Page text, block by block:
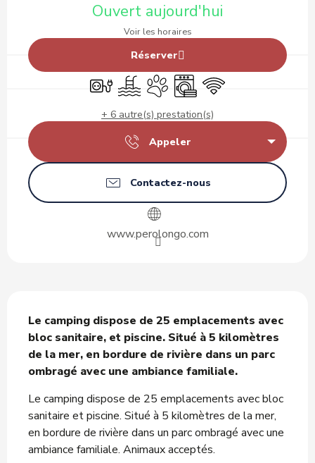
Ouvert aujourd'hui
Voir les horaires
Réserver
Branchements électriques
PiscineAnimaux acceptés
Lave linge
WiFi
+ 6 autre(s) prestation(s)
Appeler
Contactez-nous
www.perolongo.com
Le camping dispose de 25 emplacements avec
bloc sanitaire, et piscine. Situé à 5 kilomètres
de la mer, en bordure de rivière dans un parc
ombragé avec une ambiance familiale.
Le camping dispose de 25 emplacements avec bloc
sanitaire et piscine. Situé à 5 kilomètres de la mer,
en bordure de rivière dans un parc ombragé avec une
ambiance familiale. Animaux acceptés.